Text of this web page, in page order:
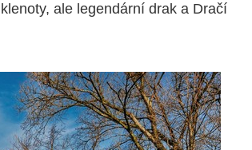
ale legendární drak a Dračí